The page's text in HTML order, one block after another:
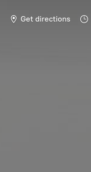
Get directions